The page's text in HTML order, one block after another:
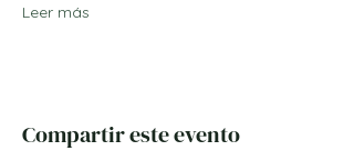
Leer más
Compartir este evento